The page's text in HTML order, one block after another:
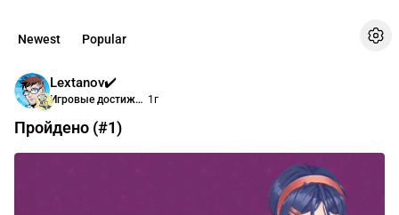
Newest Popular
Lextanov✔️
Игровые достижения 1г
Пройдено (#1)